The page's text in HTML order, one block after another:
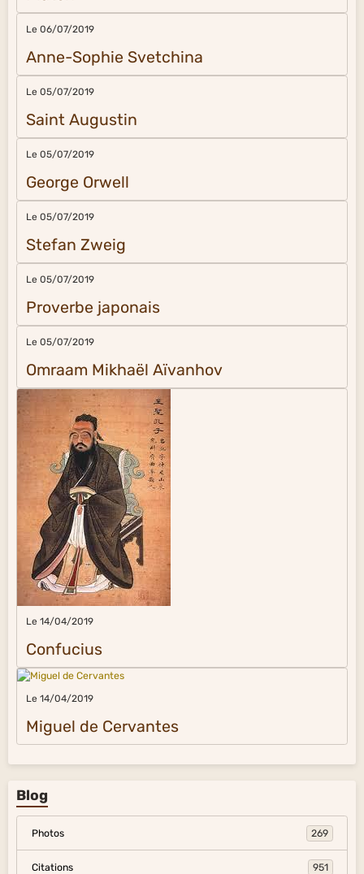
Le 06/07/2019
Anne-Sophie Svetchina
Le 05/07/2019
Saint Augustin
Le 05/07/2019
George Orwell
Le 05/07/2019
Stefan Zweig
Le 05/07/2019
Proverbe japonais
Le 05/07/2019
Omraam Mikhaël Aïvanhov
Le 14/04/2019
Confucius
Le 14/04/2019
Miguel de Cervantes
Blog
Photos 269
Citations 951